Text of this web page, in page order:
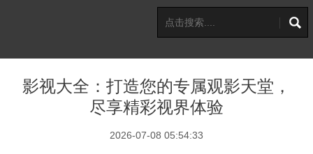
影视大全：打造您的专属观影天堂，
尽享精彩视界体验
2026-07-08 05:54:33